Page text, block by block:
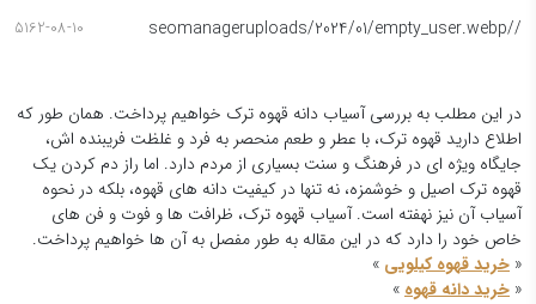
/
/uploads/2024/01/empty_user.webp
seomanager
5162-08-10
در این مطلب به بررسی آسیاب دانه قهوه ترک خواهیم پرداخت. همان طور که
اطلاع دارید قهوه ترک، با عطر و طعم منحصر به فرد و غلظت فریبنده اش،
جایگاه ویژه ای در فرهنگ و سنت بسیاری از مردم دارد. اما راز دم کردن یک
قهوه ترک اصیل و خوشمزه، نه تنها در کیفیت دانه های قهوه، بلکه در نحوه
آسیاب آن نیز نهفته است. آسیاب قهوه ترک، ظرافت ها و فوت و فن های
خاص خود را دارد که در این مقاله به طور مفصل به آن ها خواهیم پرداخت.
« خرید قهوه کیلویی »
« خرید دانه قهوه»